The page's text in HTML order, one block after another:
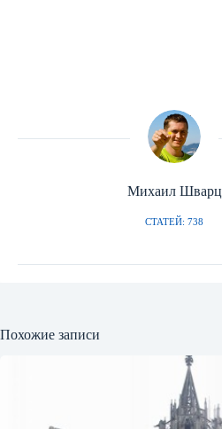
Михаил Шварц
СТАТЕЙ: 738
Похожие записи